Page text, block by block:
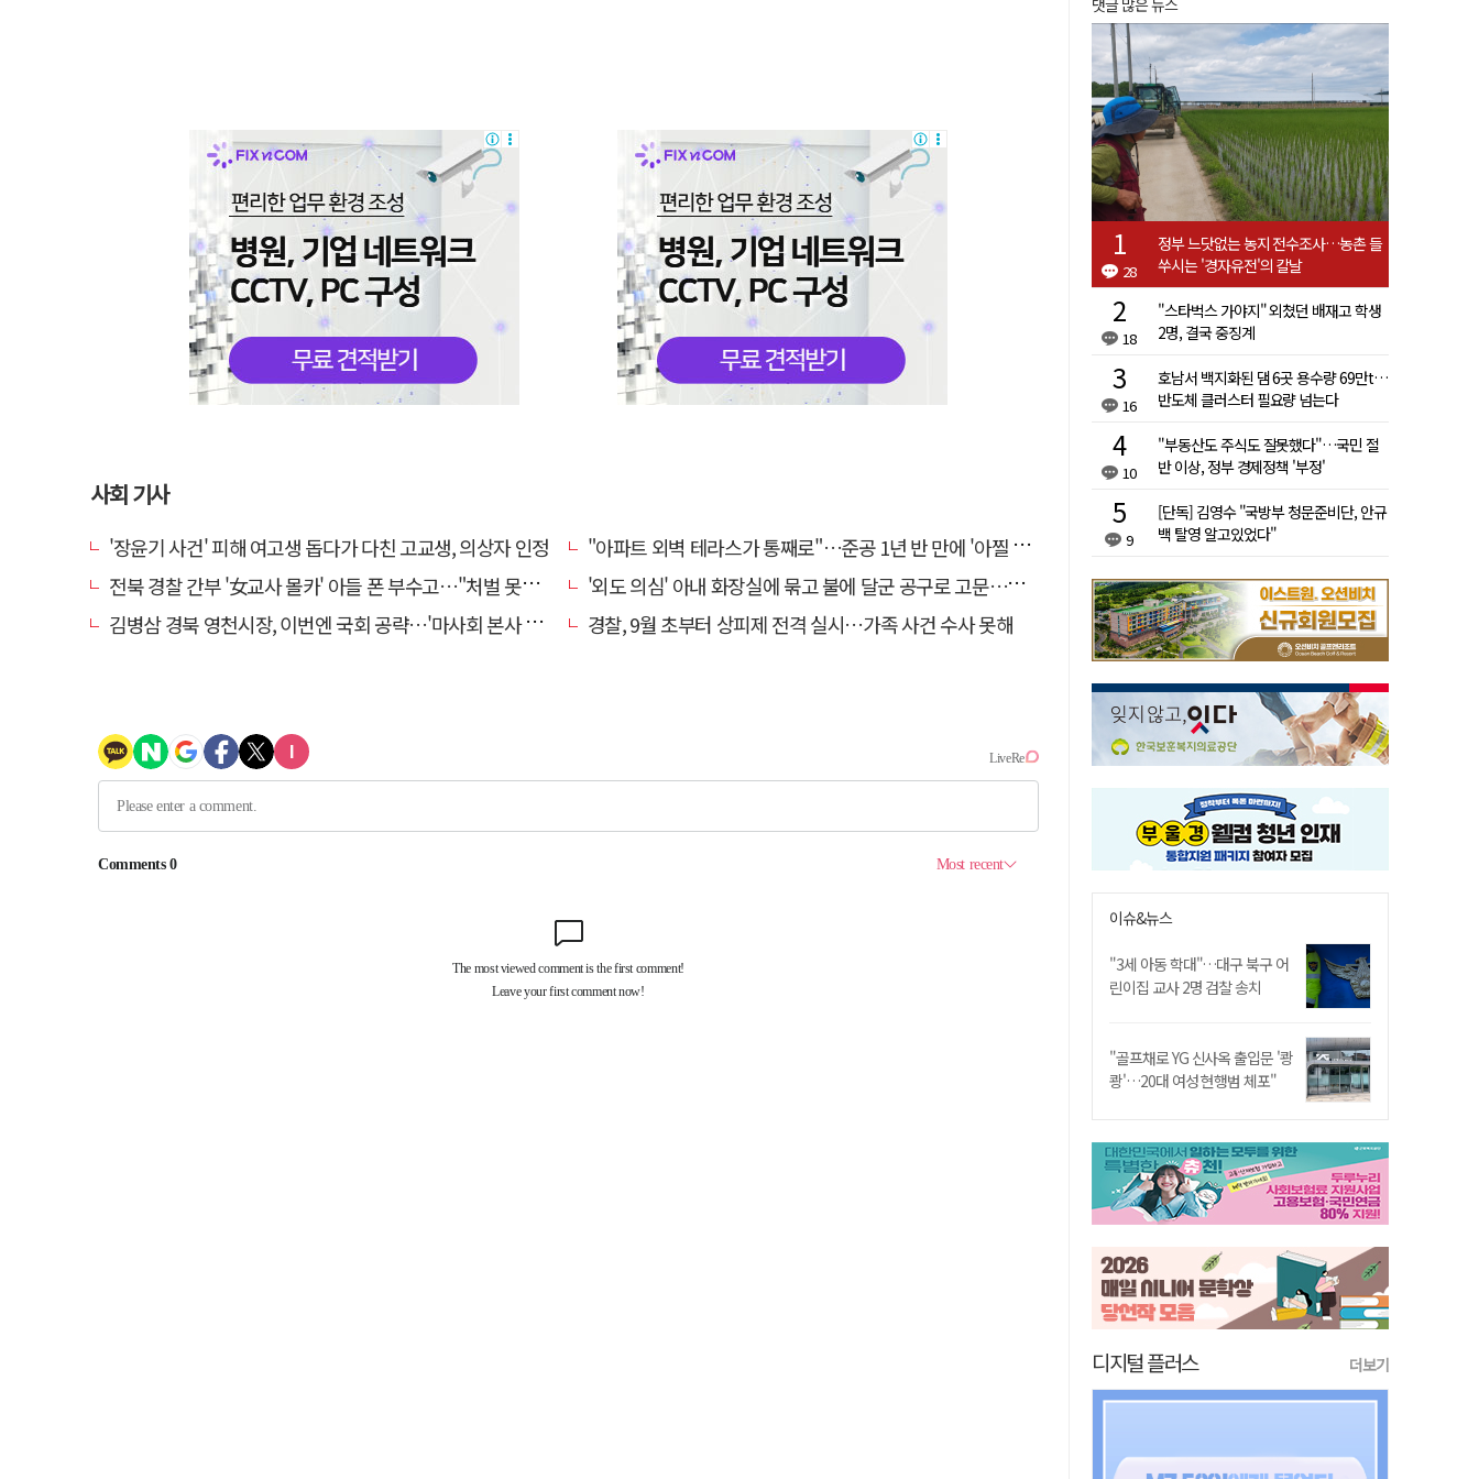
사회 기사
'장윤기 사건' 피해 여고생 돕다가 다친 고교생, 의상자 인정
"아파트 외벽 테라스가 통째로"…준공 1년 반 만에 '아찔 사고'
전북 경찰 간부 '女교사 몰카' 아들 폰 부수고…"처벌 못하는 사안" 내부망에 글
'외도 의심' 아내 화장실에 묶고 불에 달군 공구로 고문…남편 검거
김병삼 경북 영천시장, 이번엔 국회 공략…'마사회 본사 이전·광역교통망 확충' 요청
경찰, 9월 초부터 상피제 전격 실시…가족 사건 수사 못해
댓글 많은 뉴스
28
정부 느닷없는 농지 전수조사…농촌 들
쑤시는 '경자유전'의 칼날
18
"스타벅스 가야지" 외쳤던 배재고 학생
2명, 결국 중징계
16
호남서 백지화된 댐 6곳 용수량 69만t…
반도체 클러스터 필요량 넘는다
10
"부동산도 주식도 잘못했다"…국민 절
반 이상, 정부 경제정책 '부정'
9
[단독] 김영수 "국방부 청문준비단, 안규
백 탈영 알고있었다"
이슈&뉴스
"3세 아동 학대"…대구 북구 어
린이집 교사 2명 검찰 송치
"골프채로 YG 신사옥 출입문 '쾅
쾅'…20대 여성 현행범 체포"
디지털 플러스 더보기